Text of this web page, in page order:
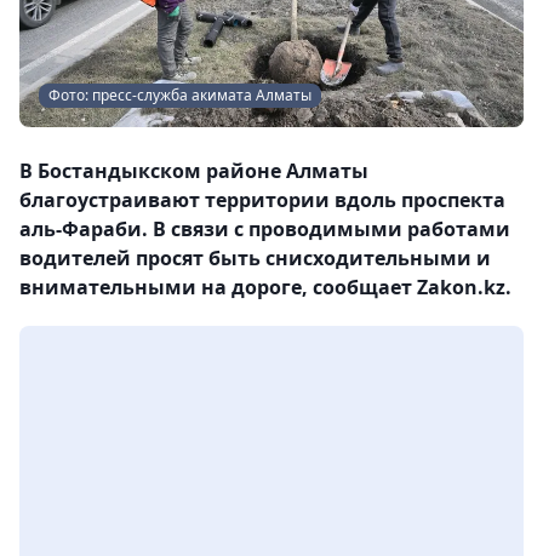
Фото: пресс-служба акимата Алматы
В Бостандыкском районе Алматы
благоустраивают территории вдоль проспекта
аль-Фараби. В связи с проводимыми работами
водителей просят быть снисходительными и
внимательными на дороге, сообщает Zakon.kz.